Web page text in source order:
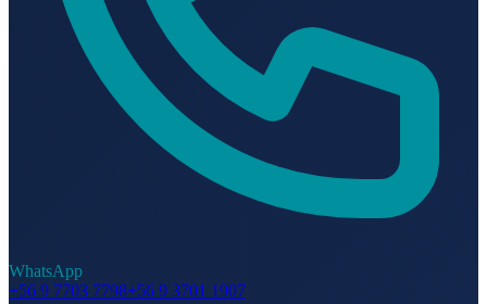
WhatsApp
+56 9 7703 7798+56 9 3701 1907